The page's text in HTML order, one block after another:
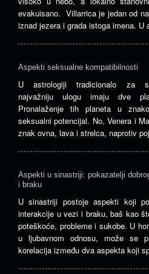
evakuisano. Villarrica je jedan od
iznad jezera i grada istoga imena. U
Aspekti seksualne kompatibilnosti
U astrologiji tradicionalo za
najvažniju ulogu imaju dve
Pronalaženje tih planeta u
seksualni potencijal. No, Venera i
znak ovna, lava i strelca, naprotiv
Aspekti u sinastriji: pokazatelji
i braku
U sinastriji postoje aspekti koji
interakcije u vezi i braku, baš kao
poteškoće, probleme i sukobe. U
u ljubavnom odnosu, može se
korelacija između dva aspekta koji